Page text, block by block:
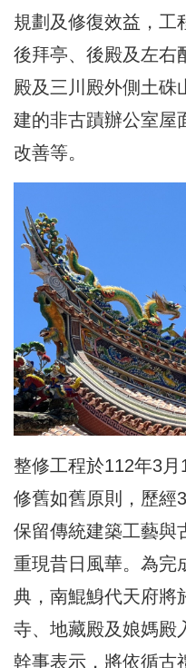
規劃及修復效益，工
後拜亭、後殿及左右
殿及三川殿外側土硃
建的非古蹟辦公室屋
改善等。
整修工程於112年3
修舊如舊原則，歷經
保留傳統建築工藝與
重現昔日風華。為完
典，南鯤鯓代天府將
寺、地藏殿及娘媽殿
幹事表示，將依循古